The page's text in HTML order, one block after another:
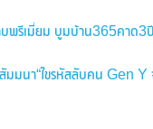
พรีเมี่ยม บูมบ้าน365คาด3ปี
มนา“ไขรหัสลับคน Gen Y